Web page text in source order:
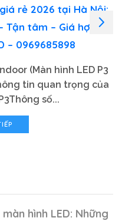
rẻ 2026 tại Hà Nội:
Tận tâm – Giá hợp lý
– 0969685898
(Màn hình LED P3
tin quan trọng của
số...
hình LED: Những